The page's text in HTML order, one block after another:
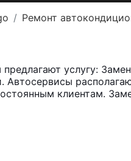
Ремонт
услугу:
Автосервисы
клиентам.